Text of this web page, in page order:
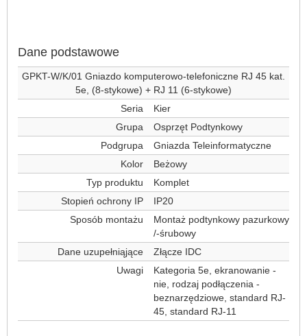
Dane podstawowe
GPKT-W/K/01 Gniazdo komputerowo-telefoniczne RJ 45 kat.
5e, (8-stykowe) + RJ 11 (6-stykowe)
Seria
Kier
Grupa
Osprzęt Podtynkowy
Podgrupa
Gniazda Teleinformatyczne
Kolor
Beżowy
Typ produktu
Komplet
Stopień ochrony IP
IP20
Sposób montażu
Montaż podtynkowy pazurkowy
/-śrubowy
Dane uzupełniąjące
Złącze IDC
Uwagi
Kategoria 5e, ekranowanie -
nie, rodzaj podłączenia -
beznarzędziowe, standard RJ-
45, standard RJ-11